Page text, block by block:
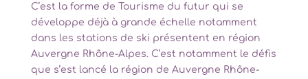
C’est la forme de Tourisme du futur qui se
développe déjà à grande échelle notamment
dans les stations de ski présentent en région
Auvergne Rhône-Alpes. C’est notamment le défis
que s’est lancé la région de Auvergne Rhône-